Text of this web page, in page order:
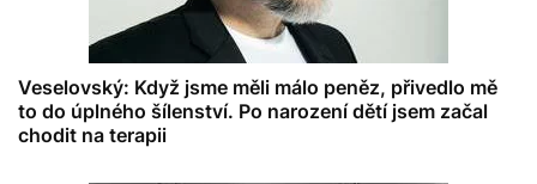
Veselovský: Když jsme měli málo peněz, přivedlo mě
to do úplného šílenství. Po narození dětí jsem začal
chodit na terapii